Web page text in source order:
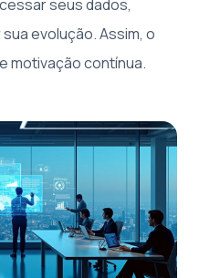
seus dados,
evolução. Assim, o
motivação contínua.